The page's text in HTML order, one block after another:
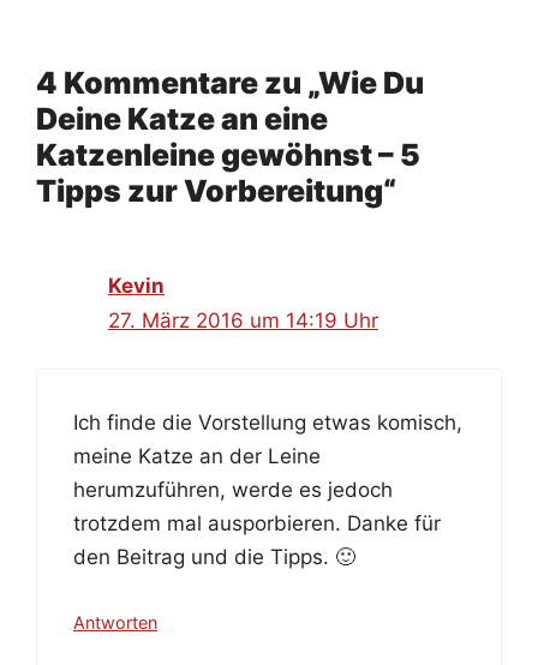
4 Kommentare zu „Wie Du
Deine Katze an eine
Katzenleine gewöhnst – 5
Tipps zur Vorbereitung“
Kevin
27. März 2016 um 14:19 Uhr
Ich finde die Vorstellung etwas komisch,
meine Katze an der Leine
herumzuführen, werde es jedoch
trotzdem mal ausporbieren. Danke für
den Beitrag und die Tipps. 🙂
Antworten